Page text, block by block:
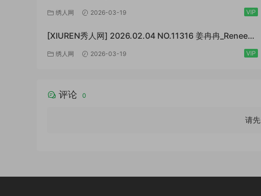
白 [67P/807MB]
绣人网 2026-03-19 VIP
[XIUREN秀人网] 2026.02.04 NO.11316 姜冉冉_Renee@
极致的反差[77P/999MB]
绣人网 2026-03-19 VIP
评论 0
请先